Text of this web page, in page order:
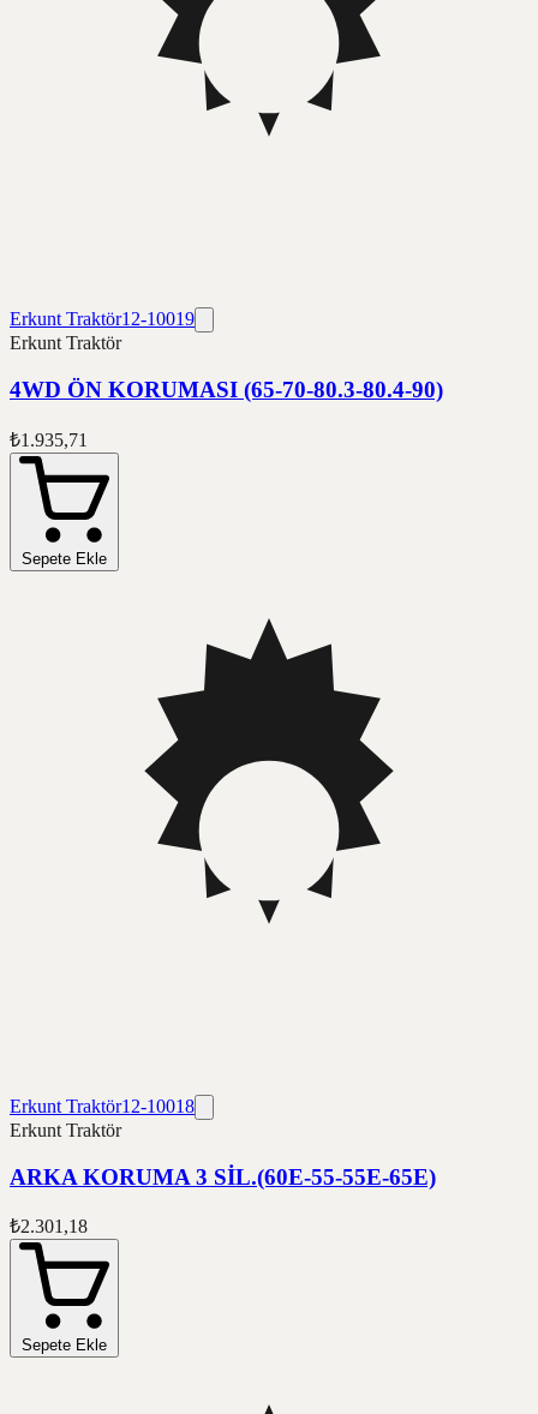
Erkunt Traktör12-10019
Erkunt Traktör
4WD ÖN KORUMASI (65-70-80.3-80.4-90)
₺1.935,71
Sepete Ekle
Erkunt Traktör12-10018
Erkunt Traktör
ARKA KORUMA 3 SİL.(60E-55-55E-65E)
₺2.301,18
Sepete Ekle